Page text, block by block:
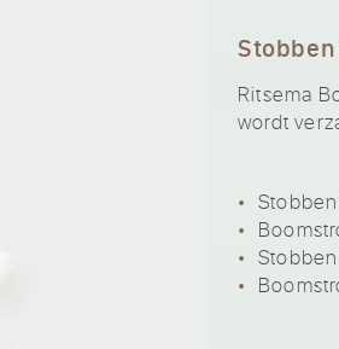
Ritsema
wordt